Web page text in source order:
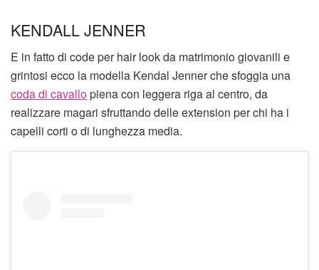
KENDALL JENNER
E in fatto di code per hair look da matrimonio giovanili e
grintosi ecco la modella Kendal Jenner che sfoggia una
coda di cavallopiena con leggera riga al centro, da
realizzare magari sfruttando delle extension per chi ha i
capelli corti o di lunghezza media.